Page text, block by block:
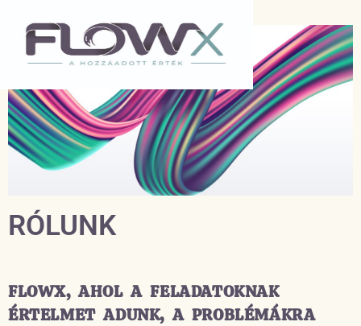
RÓLUNK
FLOWX, AHOL A FELADATOKNAK
ÉRTELMET ADUNK, A PROBLÉMÁKRA